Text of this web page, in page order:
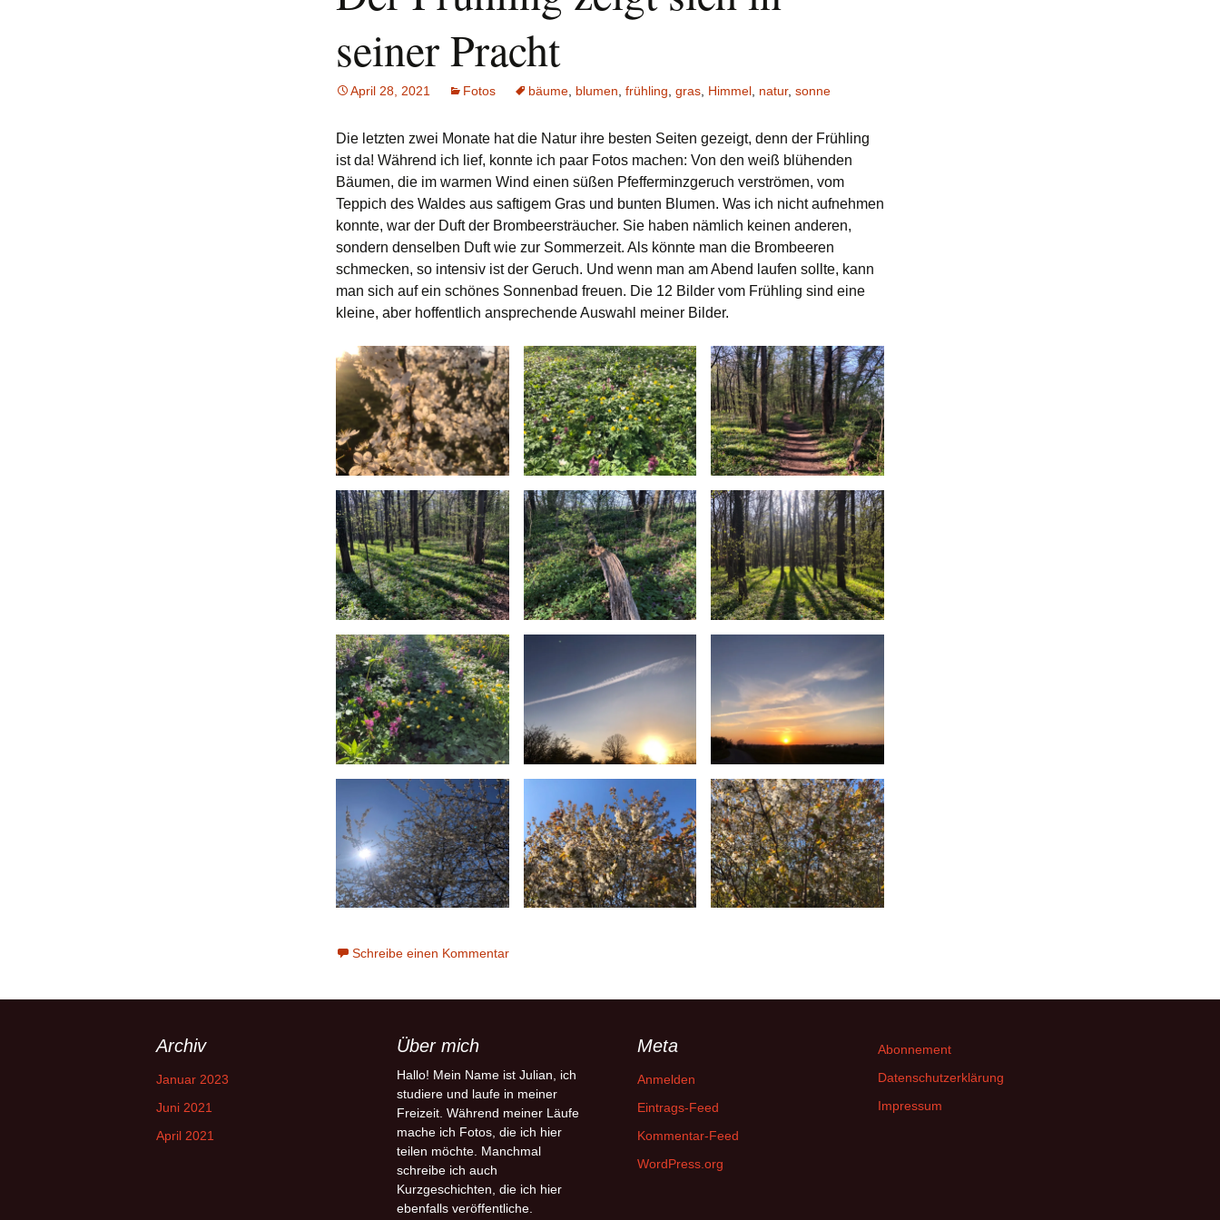
seiner Pracht
April 28, 2021 Fotos bäume blumen frühling gras Himmel natur, sonne
Die letzten zwei Monate hat die Natur ihre besten Seiten gezeigt, denn der Frühling
ist da! Während ich lief, konnte ich paar Fotos machen: Von den weiß blühenden
Bäumen, die im warmen Wind einen süßen Pfefferminzgeruch verströmen, vom
Teppich des Waldes aus saftigem Gras und bunten Blumen. Was ich nicht aufnehmen
konnte, war der Duft der Brombeersträucher. Sie haben nämlich keinen anderen,
sondern denselben Duft wie zur Sommerzeit. Als könnte man die Brombeeren
schmecken, so intensiv ist der Geruch. Und wenn man am Abend laufen sollte, kann
man sich auf ein schönes Sonnenbad freuen. Die 12 Bilder vom Frühling sind eine
kleine, aber hoffentlich ansprechende Auswahl meiner Bilder.
Schreibe einen Kommentar
Archiv
Januar 2023
Juni 2021
April 2021
Über mich
Hallo! Mein Name ist Julian, ich
studiere und laufe in meiner
Freizeit. Während meiner Läufe
mache ich Fotos, die ich hier
teilen möchte. Manchmal
schreibe ich auch
Kurzgeschichten, die ich hier
ebenfalls veröffentliche.
Meta
Anmelden
Eintrags-Feed
Kommentar-Feed
WordPress.org
Abonnement
Datenschutzerklärung
Impressum